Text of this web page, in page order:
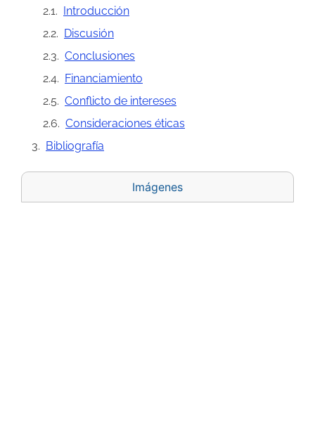
Imágenes
Introducción
Discusión
Conclusiones
Financiamiento
Conflicto de intereses
Consideraciones éticas
Bibliografía